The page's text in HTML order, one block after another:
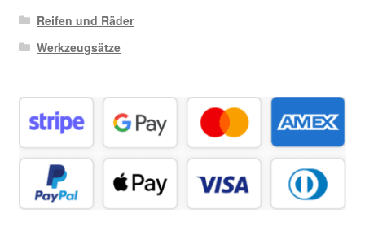
Reifen und Räder
Werkzeugsätze